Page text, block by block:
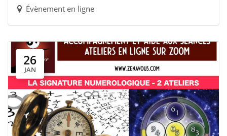
Évènement en ligne
26
JAN